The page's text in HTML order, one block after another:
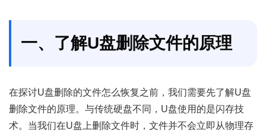
一、了解U盘删除文件的原理
在探讨U盘删除的文件怎么恢复之前，我们需要先了解U盘
删除文件的原理。与传统硬盘不同，U盘使用的是闪存技
术。当我们在U盘上删除文件时，文件并不会立即从物理存